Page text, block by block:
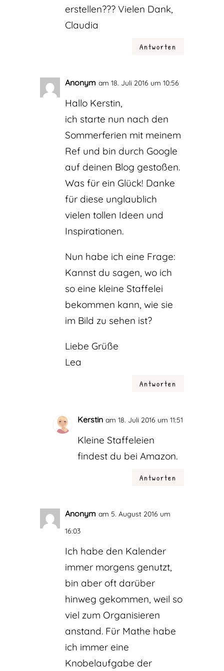
erstellen??? Vielen Dank,
Claudia
Antworten
Anonym am 18. Juli 2016 um 10:56
Hallo Kerstin,
ich starte nun nach den
Sommerferien mit meinem
Ref und bin durch Google
auf deinen Blog gestoßen.
Was für ein Glück! Danke
für diese unglaublich
vielen tollen Ideen und
Inspirationen.
Nun habe ich eine Frage:
Kannst du sagen, wo ich
so eine kleine Staffelei
bekommen kann, wie sie
im Bild zu sehen ist?
Liebe Grüße
Lea
Antworten
Kerstin am 18. Juli 2016 um 11:51
Kleine Staffeleien
findest du bei Amazon.
Antworten
Anonym am 5. August 2016 um
16:03
Ich habe den Kalender
immer morgens genutzt,
bin aber oft darüber
hinweg gekommen, weil so
viel zum Organisieren
anstand. Für Mathe habe
ich immer eine
Knobelaufgabe der